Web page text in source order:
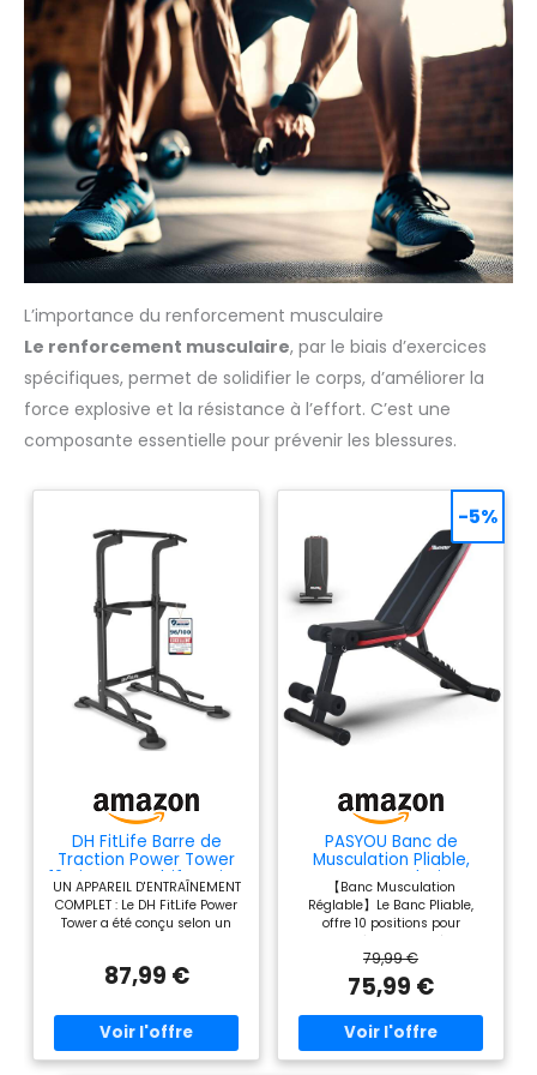
L’importance du renforcement musculaire
Le renforcement musculaire, par le biais d’exercices
spécifiques, permet de solidifier le corps, d’améliorer la
force explosive et la résistance à l’effort. C’est une
composante essentielle pour prévenir les blessures.
DH FitLife Barre de
Traction Power Tower
10 Niveaux, Multifonction
UN APPAREIL D'ENTRAÎNEMENT
COMPLET : Le DH FitLife Power
Tower a été conçu selon un
pompes, les dips,
dos, des abdominaux ou des
jambes, notre station de
musculation répond à tous
vos objectifs d'entraînement.
87,99 €
PASYOU Banc de
Musculation Pliable,
Banc Musculation
Complet Inclinable
Réglable, Multifonction
10 in 1 Banc Abdominaux
Entrainement Complet
du Corps Fitness，
230Kg capacité de
poids
【Banc Musculation
Réglable】Le Banc Pliable,
offre 10 positions pour
satisfaire à tous vos séances
de musculation. Vous pouvez
effectuer la plupart de
développé assis et développé
couché tout en incorporant
l'utilisation d'haltères pour
atteindre vos objectifs
d’exercice et développer/
79,99 €
75,99 €
-5%